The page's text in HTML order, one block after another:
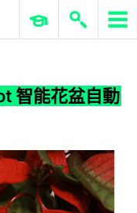
ERP 與商業 AI
智能花盆自動